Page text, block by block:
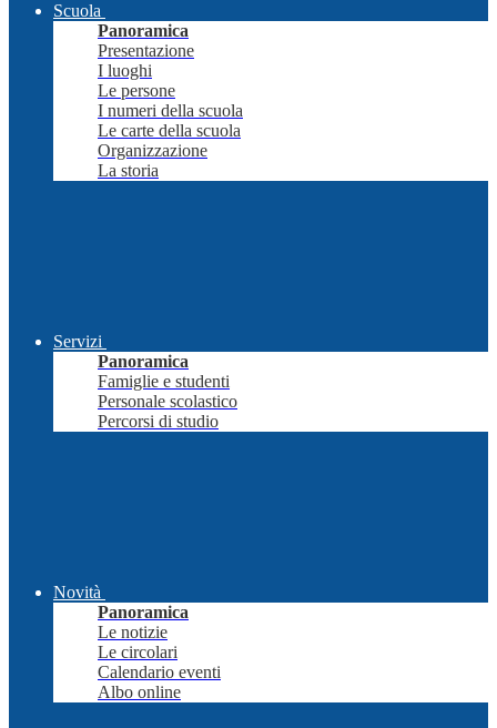
Scuola
Panoramica
Presentazione
I luoghi
Le persone
I numeri della scuola
Le carte della scuola
Organizzazione
La storia
Servizi
Panoramica
Famiglie e studenti
Personale scolastico
Percorsi di studio
Novità
Panoramica
Le notizie
Le circolari
Calendario eventi
Albo online